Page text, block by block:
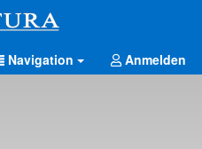
Navigation Anmelden